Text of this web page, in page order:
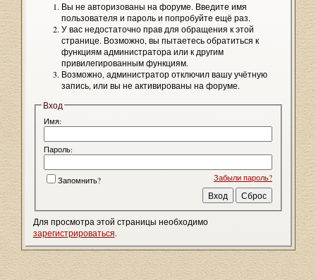
Вы не авторизованы на форуме. Введите имя
пользователя и пароль и попробуйте ещё раз.
У вас недостаточно прав для обращения к этой
странице. Возможно, вы пытаетесь обратиться к
функциям администратора или к другим
привилегированным функциям.
Возможно, администратор отключил вашу учётную
запись, или вы не активированы на форуме.
Вход
Имя:
Пароль:
Забыли пароль?
Запомнить?
Для просмотра этой страницы необходимо
зарегистрироваться.